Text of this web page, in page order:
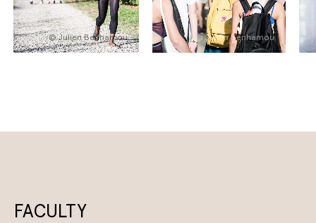
© Julien Benhamou © Julien Benhamou
FACULTY